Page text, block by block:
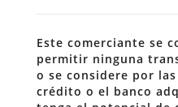
Este comerciante se
permitir ninguna
o se considere por
crédito o el banco